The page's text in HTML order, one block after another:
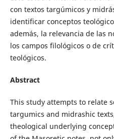
con textos targúmicos y
identificar conceptos
además, la relevancia de las
los campos filológicos o de
teológicos.
Abstract
This study attempts to relate
targumics and midrashic
theological underlying